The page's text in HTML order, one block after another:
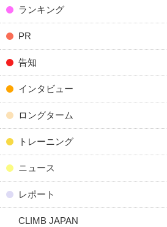
ランキング
PR
告知
インタビュー
ロングターム
トレーニング
ニュース
レポート
CLIMB JAPAN